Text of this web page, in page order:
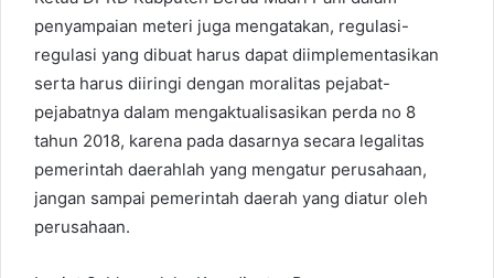
penyampaian meteri juga mengatakan, regulasi-
regulasi yang dibuat harus dapat diimplementasikan
serta harus diiringi dengan moralitas pejabat-
pejabatnya dalam mengaktualisasikan perda no 8
tahun 2018, karena pada dasarnya secara legalitas
pemerintah daerahlah yang mengatur perusahaan,
jangan sampai pemerintah daerah yang diatur oleh
perusahaan.